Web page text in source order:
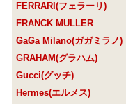
FERRARI(フェラーリ)
FRANCK MULLER
GaGa Milano(ガガミラノ)
GRAHAM(グラハム)
Gucci(グッチ)
Hermes(エルメス)